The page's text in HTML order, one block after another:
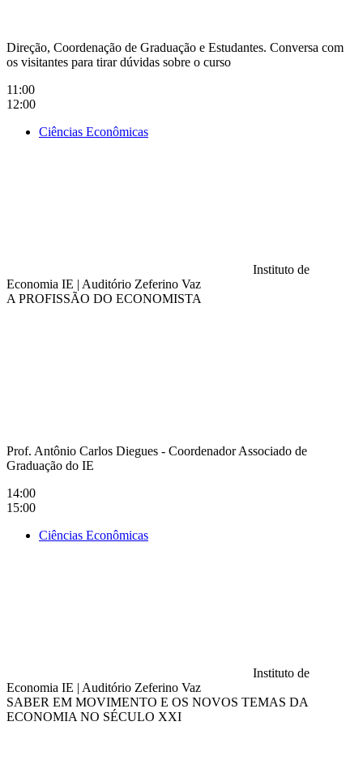
Direção, Coordenação de Graduação e Estudantes. Conversa com
os visitantes para tirar dúvidas sobre o curso
11:00
12:00
Ciências Econômicas
Instituto de
Economia IE | Auditório Zeferino Vaz
A PROFISSÃO DO ECONOMISTA
Prof. Antônio Carlos Diegues - Coordenador Associado de
Graduação do IE
14:00
15:00
Ciências Econômicas
Instituto de
Economia IE | Auditório Zeferino Vaz
SABER EM MOVIMENTO E OS NOVOS TEMAS DA
ECONOMIA NO SÉCULO XXI